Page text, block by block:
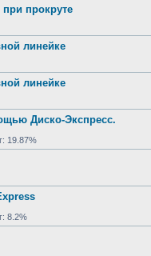
прокруте
линейке
линейке
Диско-Экспресс.
19.87%
8.2%